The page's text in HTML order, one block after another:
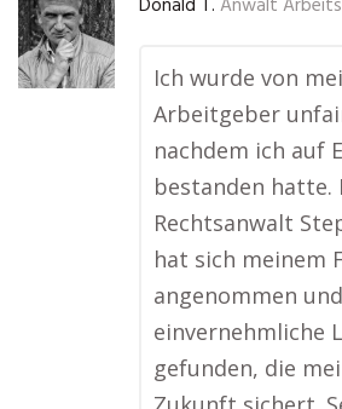
Donald T. Anwalt
Ich wurde von
Arbeitgeber
nachdem ich auf
bestanden hatte.
Rechtsanwalt
hat sich meinem
angenommen
einvernehmliche
gefunden, die